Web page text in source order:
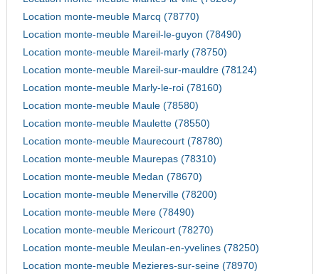
Location monte-meuble Marcq (78770)
Location monte-meuble Mareil-le-guyon (78490)
Location monte-meuble Mareil-marly (78750)
Location monte-meuble Mareil-sur-mauldre (78124)
Location monte-meuble Marly-le-roi (78160)
Location monte-meuble Maule (78580)
Location monte-meuble Maulette (78550)
Location monte-meuble Maurecourt (78780)
Location monte-meuble Maurepas (78310)
Location monte-meuble Medan (78670)
Location monte-meuble Menerville (78200)
Location monte-meuble Mere (78490)
Location monte-meuble Mericourt (78270)
Location monte-meuble Meulan-en-yvelines (78250)
Location monte-meuble Mezieres-sur-seine (78970)